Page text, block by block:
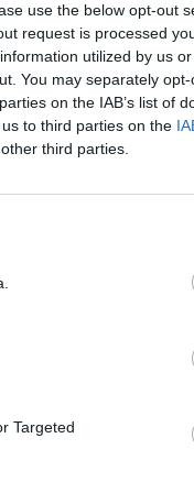
use the below opt-out
request is processed
utilized by us
You may separately
on the IAB’s list of
to third parties on the
third parties.
Targeted
Viviamo
a
che
«La
come
con i
la
di
le
strategia